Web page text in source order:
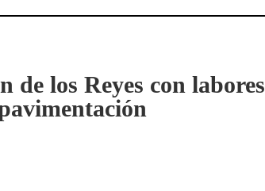
los Reyes con labores